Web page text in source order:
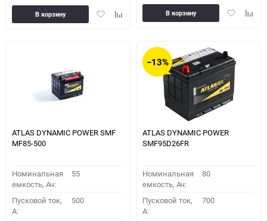
ДобавитьДобавить
В корзину
Добавить
В корзину
ATLAS DYNAMIC POWER SMF
MF85-500
Номинальная
емкость, Ач:
55
Пусковой ток,
A:
500
−13%
ATLAS DYNAMIC POWER
SMF95D26FR
Номинальная
емкость, Ач:
80
Пусковой ток,
A:
700